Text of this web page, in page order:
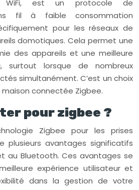
WiFi, est un protocole de
fil à faible consommation
pour les réseaux de
domotiques. Cela permet une
des appareils et une meilleure
surtout lorsque de nombreux
simultanément. C’est un choix
connectée Zigbee.
pour zigbee ?
Zigbee pour les prises
plusieurs avantages significatifs
au Bluetooth. Ces avantages se
expérience utilisateur et
dans la gestion de votre